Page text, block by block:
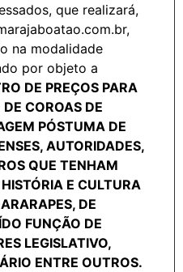
que realizará,
na modalidade
por objeto a
DE PREÇOS PARA
COROAS DE
PÓSTUMA DE
AUTORIDADES,
QUE TENHAM
E CULTURA
DE
FUNÇÃO DE
LEGISLATIVO,
ENTRE OUTROS.